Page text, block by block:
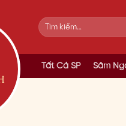
Tìm
kiếm:
Tất Cả SP Sâm